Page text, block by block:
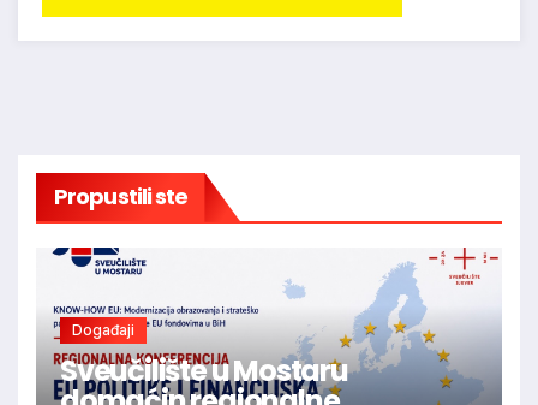
Propustili ste
Događaji
Sveučilište u Mostaru